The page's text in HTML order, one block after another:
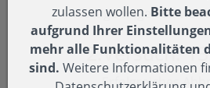
Absage wegen zu
2.Versuch:
Erfolgreiches
zulassen wollen. Bitte
aufgrund Ihrer
mehr alle Funktionalitäten
sind. Weitere Informationen